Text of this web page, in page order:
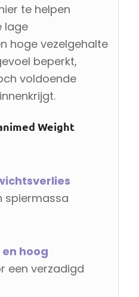
te helpen
lage
hoge vezelgehalte
beperkt,
voldoende
Weight
spiermassa
hoog
een verzadigd